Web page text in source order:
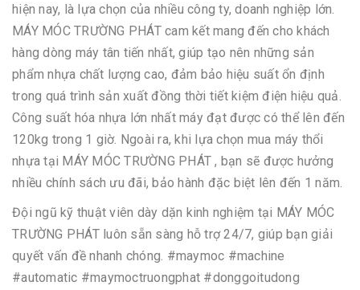
hiện nay, là lựa chọn của nhiều công ty, doanh nghiệp lớn.
MÁY MÓC TRƯỜNG PHÁT cam kết mang đến cho khách
hàng dòng máy tân tiến nhất, giúp tạo nên những sản
phẩm nhựa chất lượng cao, đảm bảo hiệu suất ổn định
trong quá trình sản xuất đồng thời tiết kiệm điện hiệu quả.
Công suất hóa nhựa lớn nhất máy đạt được có thể lên đến
120kg trong 1 giờ. Ngoài ra, khi lựa chọn mua máy thổi
nhựa tại MÁY MÓC TRƯỜNG PHÁT , bạn sẽ được hưởng
nhiều chính sách ưu đãi, bảo hành đặc biệt lên đến 1 năm.
Đội ngũ kỹ thuật viên dày dặn kinh nghiệm tại MÁY MÓC
TRƯỜNG PHÁT luôn sẵn sàng hỗ trợ 24/7, giúp bạn giải
quyết vấn đề nhanh chóng. #maymoc #machine
#automatic #maymoctruongphat #donggoitudong